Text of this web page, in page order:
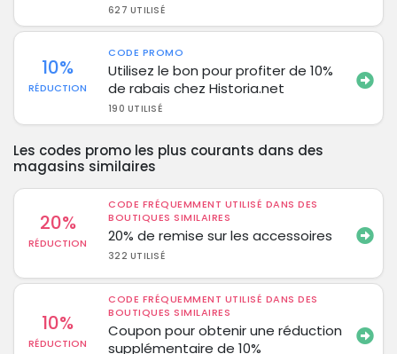
627 UTILISÉ
10%
RÉDUCTION
CODE PROMO
Utilisez le bon pour profiter de 10%
de rabais chez Historia.net
190 UTILISÉ
Les codes promo les plus courants dans des
magasins similaires
20%
RÉDUCTION
CODE FRÉQUEMMENT UTILISÉ DANS DES
BOUTIQUES SIMILAIRES
20% de remise sur les accessoires
322 UTILISÉ
10%
RÉDUCTION
CODE FRÉQUEMMENT UTILISÉ DANS DES
BOUTIQUES SIMILAIRES
Coupon pour obtenir une réduction
supplémentaire de 10%